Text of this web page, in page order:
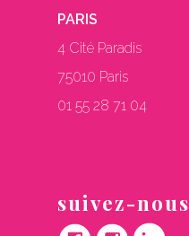
PARIS
4 Cité Paradis
75010 Paris
01 55 28 71 04
suivez-nous